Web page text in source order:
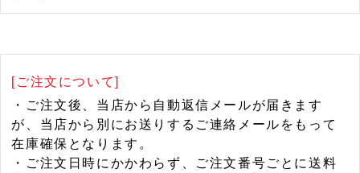
[ご注文について]
・ご注文後、当店から自動返信メールが届きます
が、当店から別にお送りするご連絡メールをもって
在庫確保となります。
・ご注文日時にかかわらず、ご注文番号ごとに送料